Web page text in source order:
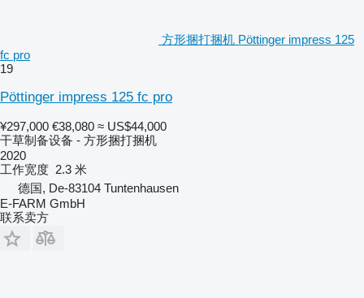
方形捆打捆机 Pöttinger impress 125
fc pro
19
Pöttinger impress 125 fc pro
¥297,000 €38,080 ≈ US$44,000
干草制备设备 - 方形捆打捆机
2020
工作宽度 2.3 米
德国, De-83104 Tuntenhausen
E-FARM GmbH
联系卖方